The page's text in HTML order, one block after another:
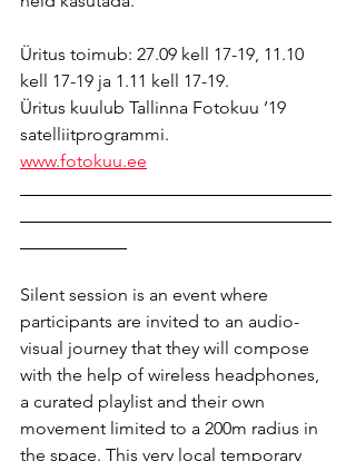
Üritus toimub: 27.09 kell 17-19, 11.10
kell 17-19 ja 1.11 kell 17-19.
Üritus kuulub Tallinna Fotokuu ’19
satelliitprogrammi.
www.fotokuu.ee
Silent session is an event where
participants are invited to an audio-
visual journey that they will compose
with the help of wireless headphones,
a curated playlist and their own
movement limited to a 200m radius in
the space. This very local temporary